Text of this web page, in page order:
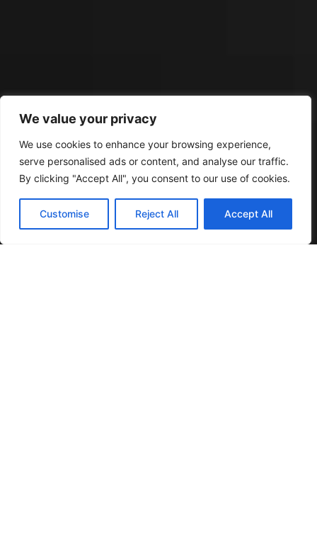
We value your privacy
We use cookies to enhance your browsing experience,
serve personalised ads or content, and analyse our traffic.
By clicking "Accept All", you consent to our use of cookies.
Customise Reject All Accept All